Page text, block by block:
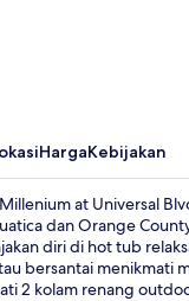
HargaKebijakan
at Universal
dan Orange
diri di hot tub
bersantai menikmati
2 kolam renang